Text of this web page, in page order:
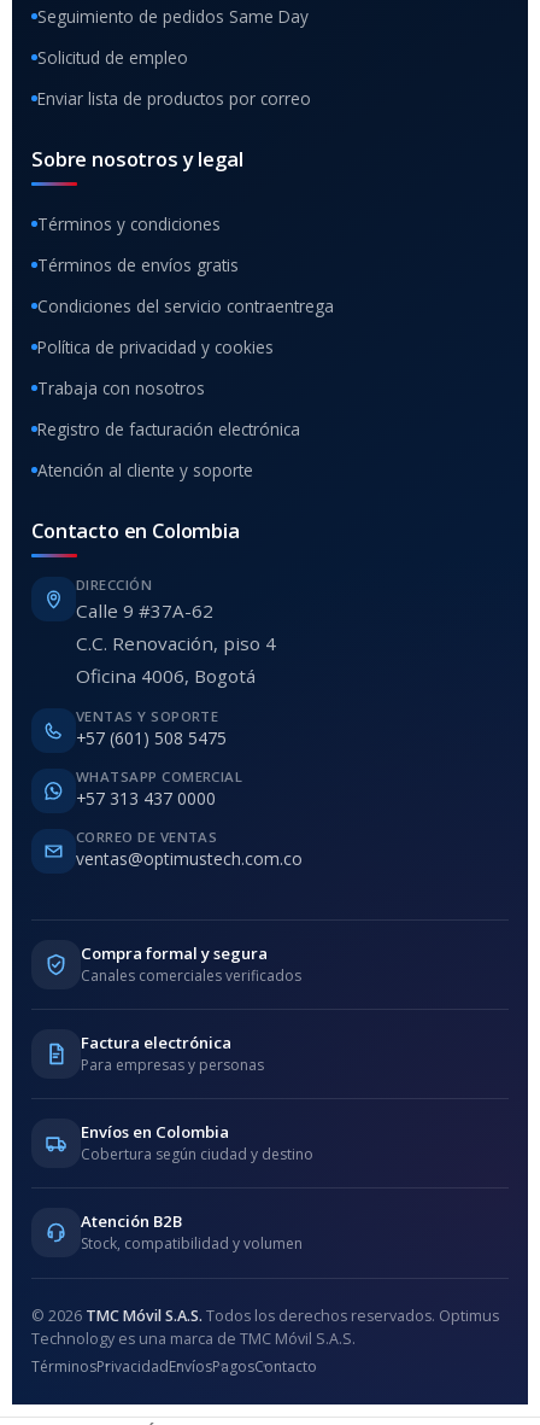
Seguimiento de pedidos Same Day
Solicitud de empleo
Enviar lista de productos por correo
Sobre nosotros y legal
Términos y condiciones
Términos de envíos gratis
Condiciones del servicio contraentrega
Política de privacidad y cookies
Trabaja con nosotros
Registro de facturación electrónica
Atención al cliente y soporte
Contacto en Colombia
DIRECCIÓN
Calle 9 #37A-62
C.C. Renovación, piso 4
Oficina 4006, Bogotá
VENTAS Y SOPORTE
+57 (601) 508 5475
WHATSAPP COMERCIAL
+57 313 437 0000
CORREO DE VENTAS
ventas@optimustech.com.co
Compra formal y segura
Canales comerciales verificados
Factura electrónica
Para empresas y personas
Envíos en Colombia
Cobertura según ciudad y destino
Atención B2B
Stock, compatibilidad y volumen
© 2026 TMC Móvil S.A.S. Todos los derechos reservados. Optimus
Technology es una marca de TMC Móvil S.A.S.
TérminosPrivacidadEnvíosPagosContacto